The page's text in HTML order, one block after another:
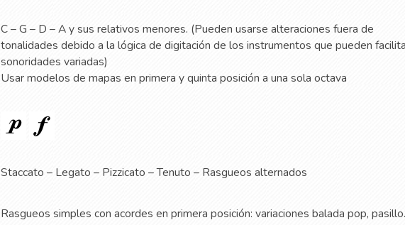
C – G – D – A y sus relativos menores. (Pueden usarse alteraciones fuera de
tonalidades debido a la lógica de digitación de los instrumentos que pueden
sonoridades variadas)
Usar modelos de mapas en primera y quinta posición a una sola octava
Staccato – Legato – Pizzicato – Tenuto – Rasgueos alternados
Rasgueos simples con acordes en primera posición: variaciones balada pop,